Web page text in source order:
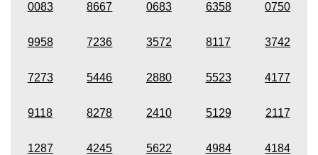
0083 8667 0683 6358 0750
9958 7236 3572 8117 3742
7273 5446 2880 5523 4177
9118 8278 2410 5129 2117
1287 4245 5622 4984 4184